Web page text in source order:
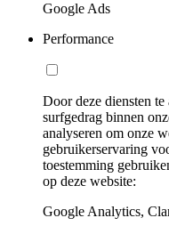
Google Ads
Performance
Door deze diensten
surfgedrag binnen
analyseren om onze
gebruikerservaring
toestemming
op deze website:
Google Analytics,